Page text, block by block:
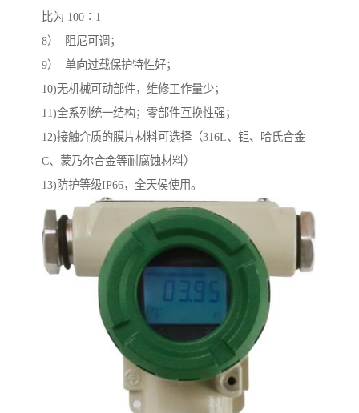
比为 100∶1
8） 阻尼可调；
9） 单向过载保护特性好；
10)无机械可动部件，维修工作量少；
11)全系列统一结构；零部件互换性强；
12)接触介质的膜片材料可选择（316L、钽、哈氏合金
C、蒙乃尔合金等耐腐蚀材料）
13)防护等级IP66，全天侯使用。